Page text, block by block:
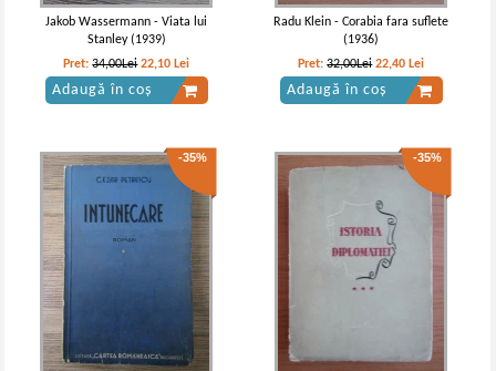
Jakob Wassermann - Viata lui
Stanley (1939)
Pret:34,00Lei 22,10 Lei
Adaugă în coș
Radu Klein - Corabia fara suflete
(1936)
Pret:32,00Lei 22,40 Lei
Adaugă în coș
-35% -35%